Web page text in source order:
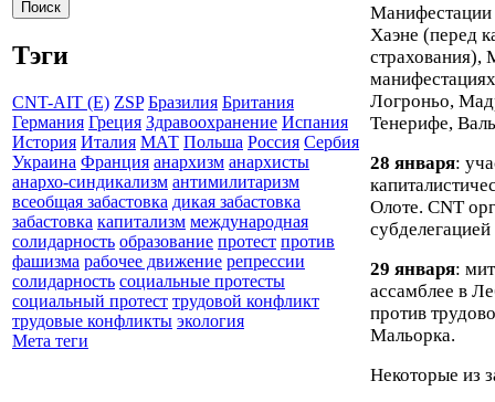
Тэги
CNT-AIT (E) ZSP Бразилия Британия
Германия Греция Здравоохранение Испания
История Италия МАТ Польша Россия Сербия
Украина Франция анархизм анархисты
анархо-синдикализм антимилитаризм
всеобщая забастовка дикая забастовка
забастовка капитализм международная
солидарность образование протест против
фашизма рабочее движение репрессии
солидарность социальные протесты
социальный протест трудовой конфликт
трудовые конфликты экология
Мета теги
Хаэне (перед
страхования),
Логроньо,
Тенерифе,
28 января:
Олоте. CNT
29 января:
ассамблее в
против
Мальорка.
Некоторые из